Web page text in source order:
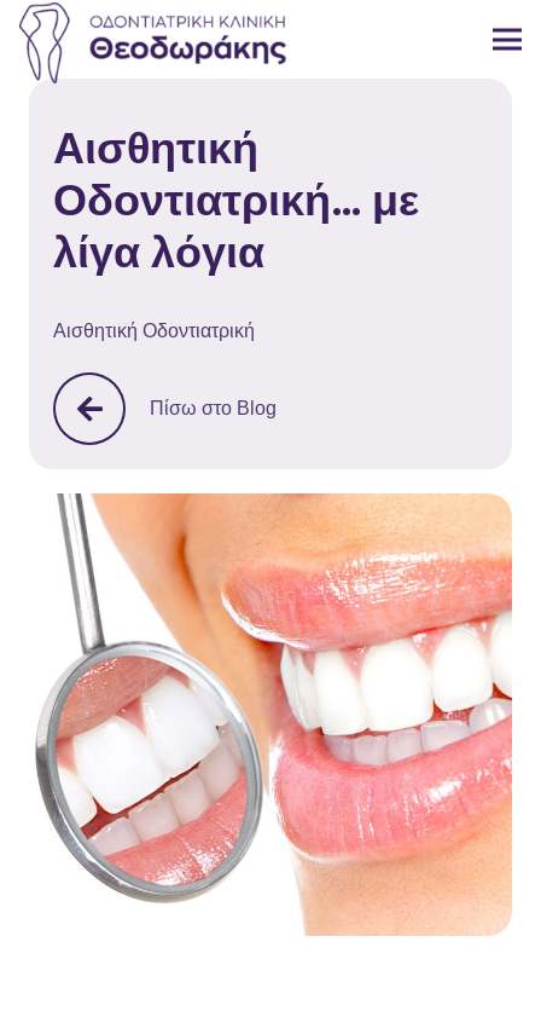
Αισθητική
Οδοντιατρική… με
λίγα λόγια
Αισθητική Οδοντιατρική
Πίσω στο Blog